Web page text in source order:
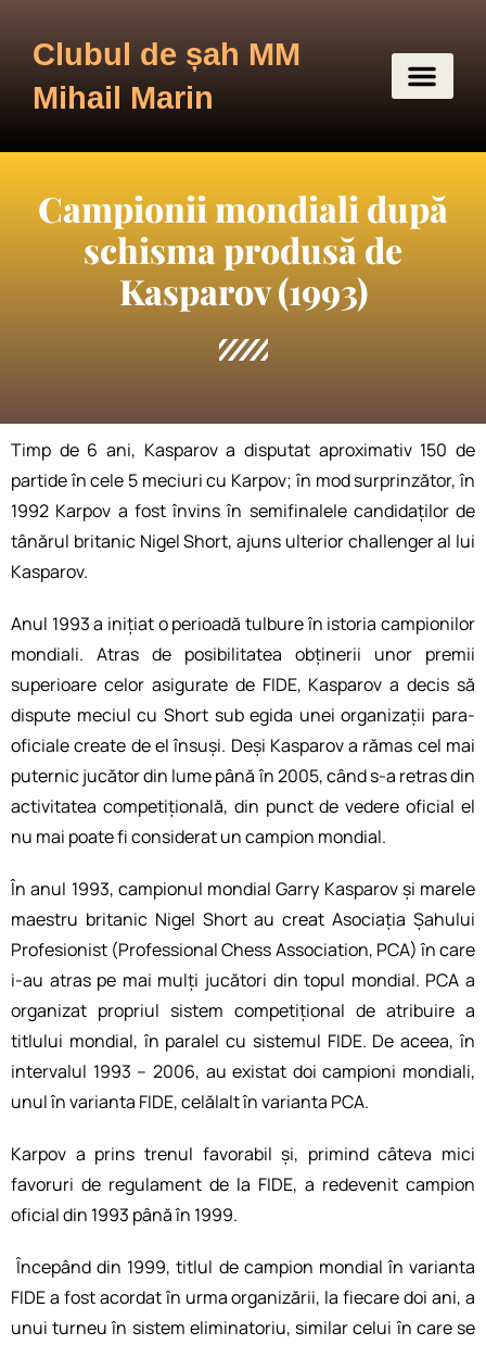
Clubul de șah MM
Mihail Marin
Campionii mondiali după
schisma produsă de
Kasparov (1993)
Timp de 6 ani, Kasparov a disputat aproximativ 150 de
partide în cele 5 meciuri cu Karpov; în mod surprinzător, în
1992 Karpov a fost învins în semifinalele candidaților de
tânărul britanic Nigel Short, ajuns ulterior challenger al lui
Kasparov.
Anul 1993 a inițiat o perioadă tulbure în istoria campionilor
mondiali. Atras de posibilitatea obținerii unor premii
superioare celor asigurate de FIDE, Kasparov a decis să
dispute meciul cu Short sub egida unei organizații para-
oficiale create de el însuși. Deși Kasparov a rămas cel mai
puternic jucător din lume până în 2005, când s-a retras din
activitatea competițională, din punct de vedere oficial el
nu mai poate fi considerat un campion mondial.
În anul 1993, campionul mondial Garry Kasparov și marele
maestru britanic Nigel Short au creat Asociația Șahului
Profesionist (Professional Chess Association, PCA) în care
i-au atras pe mai mulți jucători din topul mondial. PCA a
organizat propriul sistem competițional de atribuire a
titlului mondial, în paralel cu sistemul FIDE. De aceea, în
intervalul 1993 – 2006, au existat doi campioni mondiali,
unul în varianta FIDE, celălalt în varianta PCA.
Karpov a prins trenul favorabil și, primind câteva mici
favoruri de regulament de la FIDE, a redevenit campion
oficial din 1993 până în 1999.
Începând din 1999, titlul de campion mondial în varianta
FIDE a fost acordat în urma organizării, la fiecare doi ani, a
unui turneu în sistem eliminatoriu, similar celui în care se